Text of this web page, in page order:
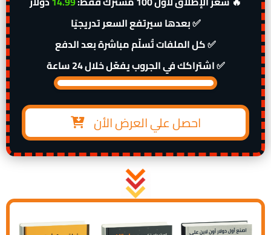
بعدها سيرتفع السعر تدريجيًا ✅
✅ كل الملفات تُسلّم مباشرة بعد الدفع
✅ اشتراكك في الجروب يفعّل خلال 24 ساعة
احصل علي العرض الأن